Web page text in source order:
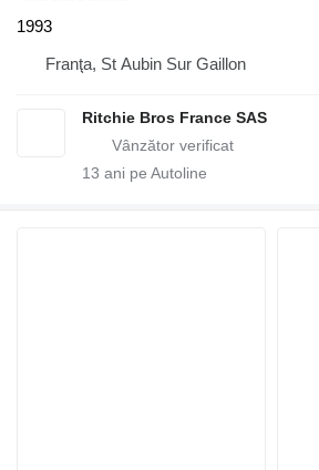
1993
Franţa, St Aubin Sur Gaillon
Ritchie Bros France SAS
13 ani pe Autoline